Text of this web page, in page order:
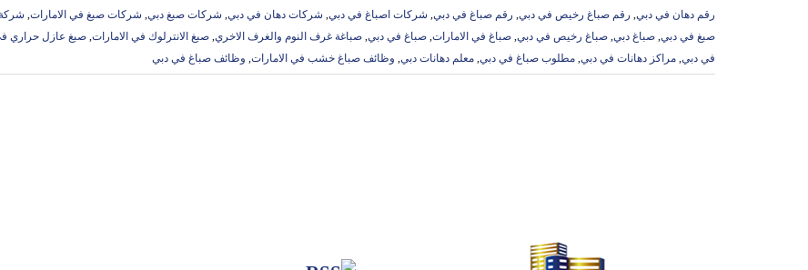
رقم دهان في دبي, رقم صباغ رخيص في دبي, رقم صباغ في دبي, شركات اصباغ في دبي, شركات دهان في دبي, شركات صبغ دبي, شركات صبغ في الامارات,
صبغ في دبي, صباغ دبي, صباغ رخيص في دبي, صباغ في الامارات, صباغ في دبي, صباغة غرف النوم والغرف الاخري, صبغ الانترلوك في الامارات, صبغ عازل حراري
في دبي, مراكز دهانات في دبي, مطلوب صباغ في دبي, معلم دهانات دبي, وظائف صباغ خشب في الامارات, وظائف صباغ في دبي